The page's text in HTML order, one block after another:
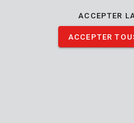
ACCEPTER
ACCEPTER